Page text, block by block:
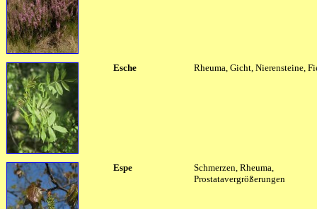
Esche Rheuma, Gicht, Nierensteine,
Espe
Schmerzen, Rheuma,
Prostatavergrößerungen